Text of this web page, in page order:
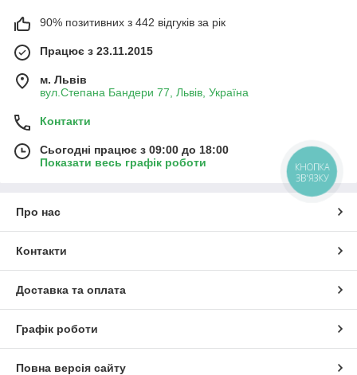
90% позитивних з 442 відгуків за рік
Працює з 23.11.2015
м. Львів
вул.Степана Бандери 77, Львів, Україна
Контакти
Сьогодні працює з 09:00 до 18:00
Показати весь графік роботи
Про нас
Контакти
Доставка та оплата
Графік роботи
Повна версія сайту
КНОПКА
ЗВ'ЯЗКУ